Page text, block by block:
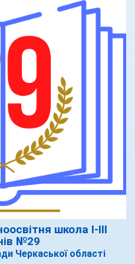
школа І-ІІІ
№29
Черкаської області